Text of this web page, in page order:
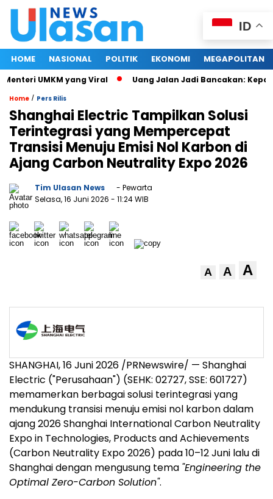
HOME NASIONAL POLITIK EKONOMI MEGAPOLITAN
UMKM yang Viral Uang Jalan Jadi Bancakan: Kepala
Home / Pers Rilis
Shanghai Electric Tampilkan Solusi
Terintegrasi yang Mempercepat
Transisi Menuju Emisi Nol Karbon di
Ajang Carbon Neutrality Expo 2026
Tim Ulasan News
- Pewarta
Selasa, 16 Juni 2026 - 11:24 WIB
A A A
SHANGHAI, 16 Juni 2026 /PRNewswire/ — Shanghai
Electric ("Perusahaan") (SEHK: 02727, SSE: 601727)
memamerkan berbagai solusi terintegrasi yang
mendukung transisi menuju emisi nol karbon dalam
ajang 2026 Shanghai International Carbon Neutrality
Expo in Technologies, Products and Achievements
(Carbon Neutrality Expo 2026) pada 10–12 Juni lalu di
Shanghai dengan mengusung tema "Engineering the
Optimal Zero-Carbon Solution".
ID